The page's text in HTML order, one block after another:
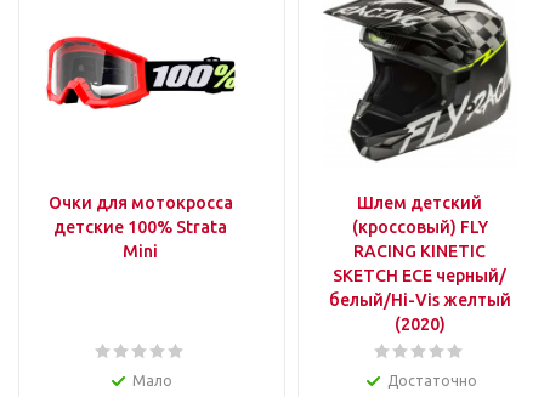
Очки для мотокросса
детские 100% Strata
Mini
Мало
Шлем детский
(кроссовый) FLY
RACING KINETIC
SKETCH ECE черный/
белый/Hi-Vis желтый
(2020)
Достаточно